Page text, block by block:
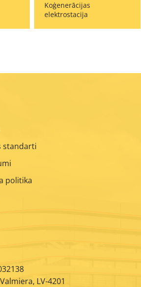
Koģenerācijas
elektrostacija
standarti
politika
LV-4201